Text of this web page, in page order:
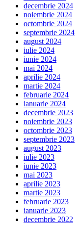
decembrie 2024
noiembrie 2024
octombrie 2024
septembrie 2024
august 2024
iulie 2024
iunie 2024
mai 2024
aprilie 2024
martie 2024
februarie 2024
ianuarie 2024
decembrie 2023
noiembrie 2023
octombrie 2023
septembrie 2023
august 2023
iulie 2023
iunie 2023
mai 2023
aprilie 2023
martie 2023
februarie 2023
ianuarie 2023
decembrie 2022